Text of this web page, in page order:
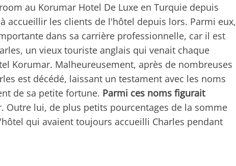
au Korumar Hotel De Luxe en Turquie depuis
accueillir les clients de l'hôtel depuis lors. Parmi eux,
dans sa carrière professionnelle, car il est
un vieux touriste anglais qui venait chaque
Korumar. Malheureusement, après de nombreuses
est décédé, laissant un testament avec les noms
de sa petite fortune. Parmi ces noms figurait
Outre lui, de plus petits pourcentages de la somme
qui avaient toujours accueilli Charles pendant